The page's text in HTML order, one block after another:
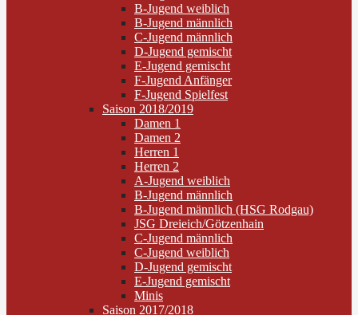
B-Jugend weiblich
B-Jugend männlich
C-Jugend männlich
D-Jugend gemischt
E-Jugend gemischt
F-Jugend Anfänger
F-Jugend Spielfest
Saison 2018/2019
Damen 1
Damen 2
Herren 1
Herren 2
A-Jugend weiblich
B-Jugend männlich
B-Jugend männlich (HSG Rodgau)
JSG Dreieich/Götzenhain
C-Jugend männlich
C-Jugend weiblich
D-Jugend gemischt
E-Jugend gemischt
Minis
Saison 2017/2018